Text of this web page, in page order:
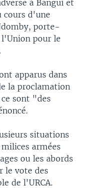
à Bangui et
cours d'une
porte-
pour le
apparus dans
la proclamation
sont "des
situations
armées
ou les abords
le vote des
de l'URCA.